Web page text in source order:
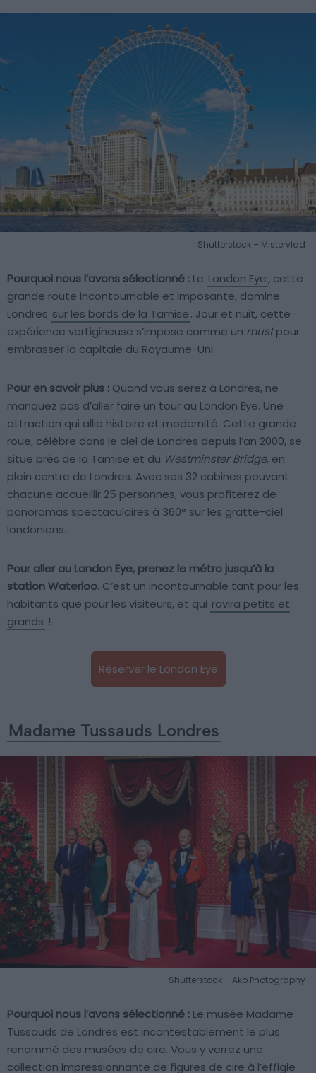
Shutterstock – Mistervlad
Pourquoi nous l’avons sélectionné : Le London Eye, cette
grande route incontournable et imposante, domine
Londres sur les bords de la Tamise. Jour et nuit, cette
expérience vertigineuse s’impose comme un mustpour
embrasser la capitale du Royaume-Uni.
Pour en savoir plus : Quand vous serez à Londres, ne
manquez pas d’aller faire un tour au London Eye. Une
attraction qui allie histoire et modernité. Cette grande
roue, célèbre dans le ciel de Londres depuis l’an 2000, se
situe près de la Tamise et du Westminster Bridge, en
plein centre de Londres. Avec ses 32 cabines pouvant
chacune accueillir 25 personnes, vous profiterez de
panoramas spectaculaires à 360° sur les gratte-ciel
londoniens.
Pour aller au London Eye, prenez le métro jusqu’à la
station Waterloo. C’est un incontournable tant pour les
habitants que pour les visiteurs, et qui ravira petits et
grands !
Réserver le London Eye
Madame Tussauds Londres
Shutterstock – Ako Photography
Pourquoi nous l’avons sélectionné : Le musée Madame
Tussauds de Londres est incontestablement le plus
renommé des musées de cire. Vous y verrez une
collection impressionnante de figures de cire à l’effigie